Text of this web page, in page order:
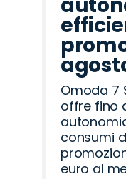
Omoda 7
offre fino
consumi
euro al